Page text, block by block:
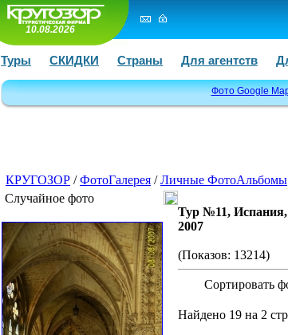
10.08.2026
Туры СКИДКИ Страны Для агентств
Фото Google
КРУГОЗОР /ФотоГалерея /Личные ФотоАльбомы
Случайное фото
Тур №11, Испания,
2007
(Показов: 13214)
Сортировать
Найдено 19 на 2